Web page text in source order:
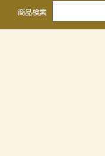
商品検索